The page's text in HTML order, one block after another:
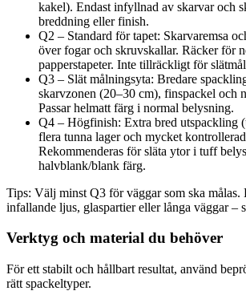
kakel). Endast infyllnad av skarvar och
breddning eller finish.
Q2 – Standard för tapet: Skarvaremsa
över fogar och skruvskallar. Räcker för
papperstapeter. Inte tillräckligt för
Q3 – Slät målningsyta: Bredare
skarvzonen (20–30 cm), finspackel och
Passar helmatt färg i normal belysning.
Q4 – Högfinish: Extra bred utspackling
flera tunna lager och mycket
Rekommenderas för släta ytor i tuff
halvblank/blank färg.
Tips: Välj minst Q3 för väggar som ska målas.
infallande ljus, glaspartier eller långa väggar –
Verktyg och material du behöver
För ett stabilt och hållbart resultat, använd
rätt spackeltyper.